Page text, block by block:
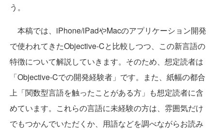
う。
本稿では、iPhone/iPadやMacのアプリケーション開発
で使われてきたObjective-Cと比較しつつ、この新言語の
特徴について解説していきます。そのため、想定読者は
「Objective-Cでの開発経験者」です。また、紙幅の都合
上「関数型言語を触ったことがある方」も想定読者に含
めています。これらの言語に未経験の方は、雰囲気だけ
でもつかんでいただくか、用語などを調べながらお読み